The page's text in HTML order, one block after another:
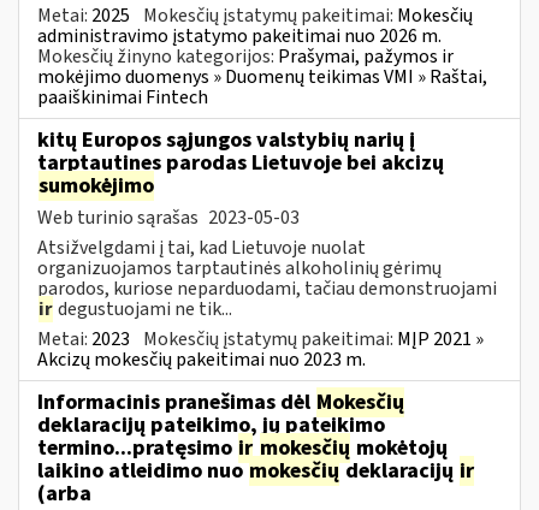
Metai: 2025 Mokesčių įstatymų pakeitimai: Mokesčių
administravimo įstatymo pakeitimai nuo 2026 m.
Mokesčių žinyno kategorijos: Prašymai, pažymos ir
mokėjimo duomenys » Duomenų teikimas VMI » Raštai,
paaiškinimai Fintech
kitų Europos sąjungos valstybių narių į
tarptautines parodas Lietuvoje bei akcizų
sumokėjimo
Web turinio sąrašas 2023-05-03
Atsižvelgdami į tai, kad Lietuvoje nuolat
organizuojamos tarptautinės alkoholinių gėrimų
parodos, kuriose neparduodami, tačiau demonstruojami
irdegustuojami ne tik...
Metai: 2023 Mokesčių įstatymų pakeitimai: MĮP 2021 »
Akcizų mokesčių pakeitimai nuo 2023 m.
Informacinis pranešimas dėl Mokesčių
deklaracijų pateikimo, jų pateikimo
termino...pratęsimo ir mokesčių mokėtojų
laikino atleidimo nuomokesčiųdeklaracijų ir
(arba